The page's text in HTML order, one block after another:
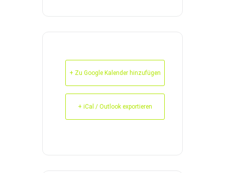
+ Zu Google Kalender hinzufügen
+ iCal / Outlook exportieren